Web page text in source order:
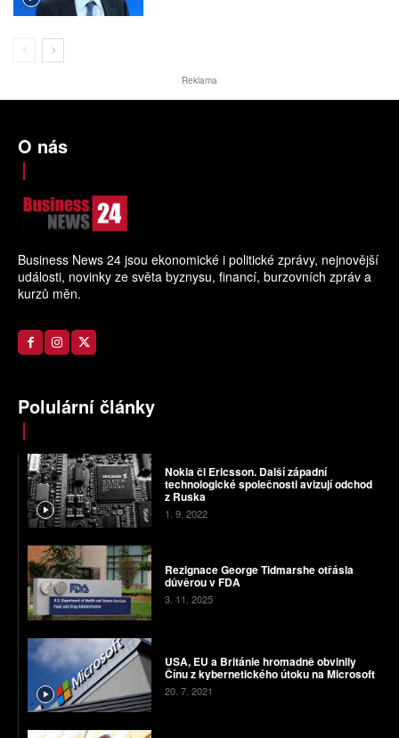
Reklama
O nás
Business News 24 jsou ekonomické i politické zprávy, nejnovější
události, novinky ze světa byznysu, financí, burzovních zpráv a
kurzů měn.
Polulární články
Nokia či Ericsson. Další západní
technologické společnosti avizují odchod
z Ruska
1. 9. 2022
Rezignace George Tidmarshe otřásla
důvěrou v FDA
3. 11. 2025
USA, EU a Británie hromadně obvinily
Čínu z kybernetického útoku na Microsoft
20. 7. 2021